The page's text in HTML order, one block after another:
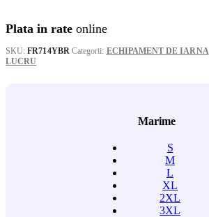
Plata in rate online
SKU:FR714YBR Categorii: ECHIPAMENT DE IARNA
LUCRU
Marime
S
M
L
XL
2XL
3XL